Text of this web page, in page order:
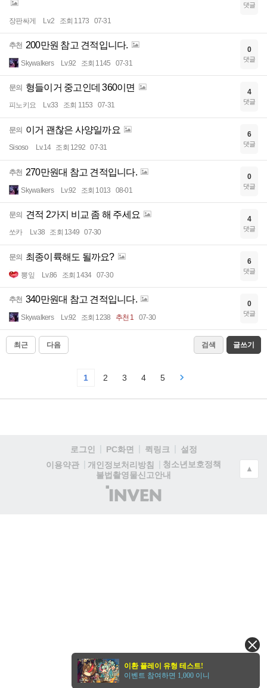
장판싸게 Lv.2 조회 1173 07-31
댓글
추천 200만원 참고 견적입니다.
Skywalkers Lv.92 조회 1145 07-31
0
댓글
문의 형들이거 중고인데 360이면
피노키요 Lv.33 조회 1153 07-31
4
댓글
문의 이거 괜찮은 사양일까요
Sisoso Lv.14 조회 1292 07-31
6
댓글
추천 270만원대 참고 견적입니다.
Skywalkers Lv.92 조회 1013 08-01
0
댓글
문의 견적 2가지 비교 좀 해 주세요
쏘카 Lv.38 조회 1349 07-30
4
댓글
문의 최종이륙해도 될까요?
뽕잎 Lv.86 조회 1434 07-30
6
댓글
추천 340만원대 참고 견적입니다.
Skywalkers Lv.92 조회 1238 추천 1 07-30
0
댓글
최근 다음 검색 글쓰기
1 2 3 4 5
로그인 PC화면 퀵링크
설정
이용약관
개인정보처리방침
청소년보호정책
불법촬영물신고안내
(주)
인
▲
이환 플레이 유형 테스트!
이벤트 참여하면 1,000 이니